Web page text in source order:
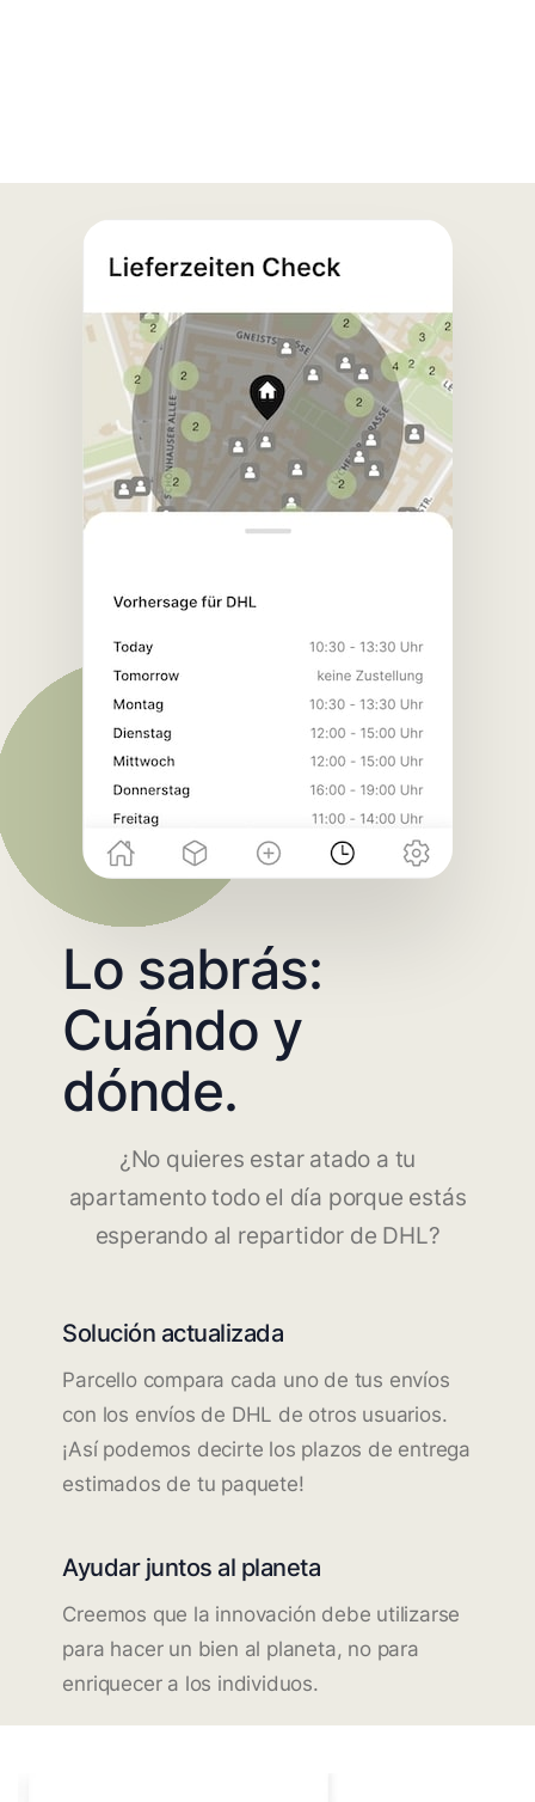
Lo sabrás:
Cuándo y
dónde.
¿No quieres estar atado a tu
apartamento todo el día porque estás
esperando al repartidor de DHL?
Solución actualizada
Parcello compara cada uno de tus envíos
con los envíos de DHL de otros usuarios.
¡Así podemos decirte los plazos de entrega
estimados de tu paquete!
Ayudar juntos al planeta
Creemos que la innovación debe utilizarse
para hacer un bien al planeta, no para
enriquecer a los individuos.